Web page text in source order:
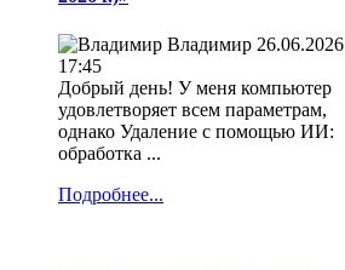
Владимир 26.06.2026
17:45
Добрый день! У меня компьютер
удовлетворяет всем параметрам,
однако Удаление с помощью ИИ:
обработка ...
Подробнее...